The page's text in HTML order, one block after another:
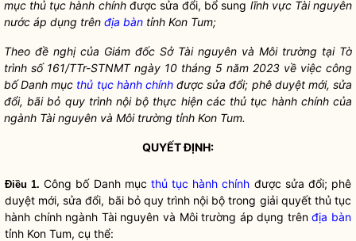
mục thủ tục hành chính được sửa đổi, bổ sung lĩnh vực Tài nguyên
nước áp dụng trên địa bàn tỉnh Kon Tum;
Theo đề nghị của Giám đốc Sở Tài nguyên và Môi trường tại Tờ
trình số 161/TTr-STNMT ngày 10 tháng 5 năm 2023 về việc công
bố Danh mục thủ tục hành chínhđược sửa đổi; phê duyệt mới, sửa
đổi, bãi bỏ quy trình nội bộ thực hiện các thủ tục hành chínhcủa
ngành Tài nguyên và Môi trường tỉnh Kon Tum.
QUYẾT ĐỊNH:
Điều 1.Công bố Danh mục thủ tục hành chính được sửa đổi; phê
duyệt mới, sửa đổi, bãi bỏ quy trình nội bộ trong giải quyết thủ tục
hành chínhngành Tài nguyên và Môi trường áp dụng trênđịa bàn
tỉnh Kon Tum, cụ thể: